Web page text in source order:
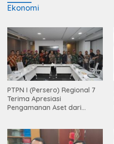
Ekonomi
PTPN I (Persero) Regional 7
Terima Apresiasi
Pengamanan Aset dari